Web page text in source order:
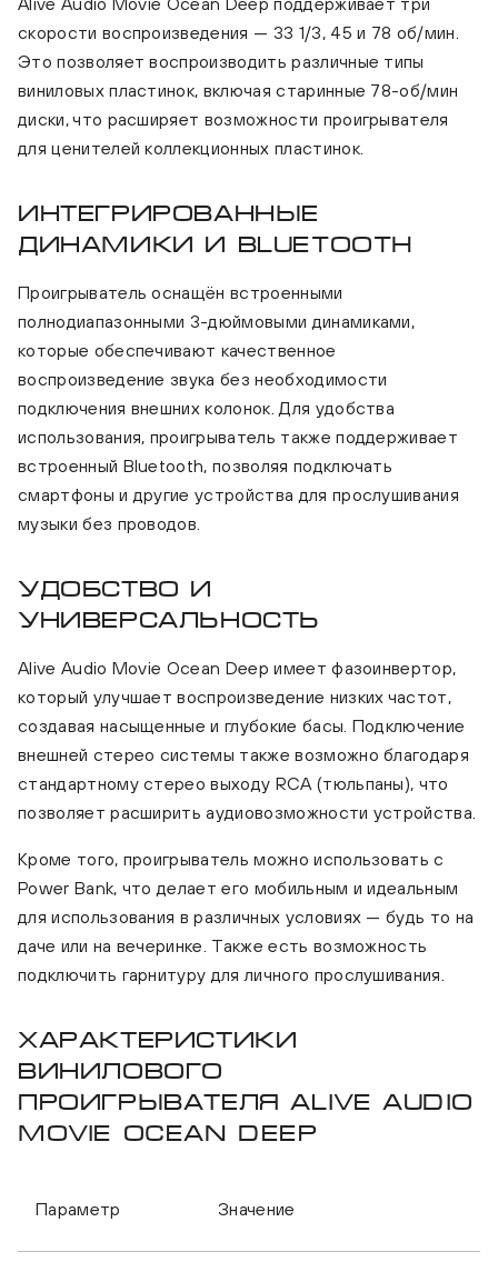
Alive Audio Movie Ocean Deep
скорости воспроизведения — 33 1/3, 45 и 78 об/мин.
Это позволяет воспроизводить различные типы
виниловых пластинок, включая старинные 78-об/мин
диски, что расширяет возможности проигрывателя
для ценителей коллекционных пластинок.
Интегрированные
динамики и Bluetooth
Проигрыватель оснащён встроенными
полнодиапазонными 3-дюймовыми динамиками,
которые обеспечивают качественное
воспроизведение звука без необходимости
подключения внешних колонок. Для удобства
использования, проигрыватель также поддерживает
встроенный Bluetooth, позволяя подключать
смартфоны и другие устройства для прослушивания
музыки без проводов.
Удобство и
универсальность
Alive Audio Movie Ocean Deep имеет фазоинвертор,
который улучшает воспроизведение низких частот,
создавая насыщенные и глубокие басы. Подключение
внешней стерео системы также возможно благодаря
стандартному стерео выходу RCA (тюльпаны), что
позволяет расширить аудиовозможности устройства.
Кроме того, проигрыватель можно использовать с
Power Bank, что делает его мобильным и идеальным
для использования в различных условиях — будь то на
даче или на вечеринке. Также есть возможность
подключить гарнитуру для личного прослушивания.
Характеристики
винилового
проигрывателя Alive Audio
Movie Ocean Deep
Параметр Значение